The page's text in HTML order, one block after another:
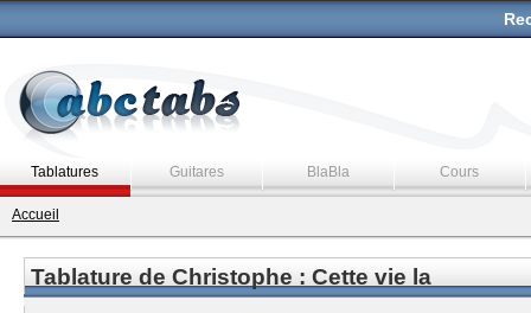
Tablatures Guitares BlaBla Cours
Accueil
Tablature de Christophe : Cette vie la